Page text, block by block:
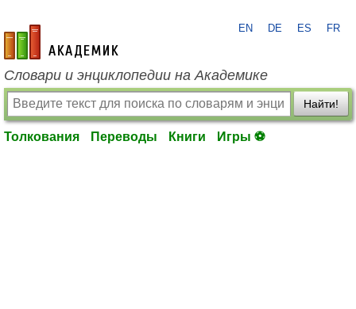
academic.ru
EN DE ES FR
Словари и энциклопедии на Академике
Найти!
Толкования Переводы Книги Игры ⚽